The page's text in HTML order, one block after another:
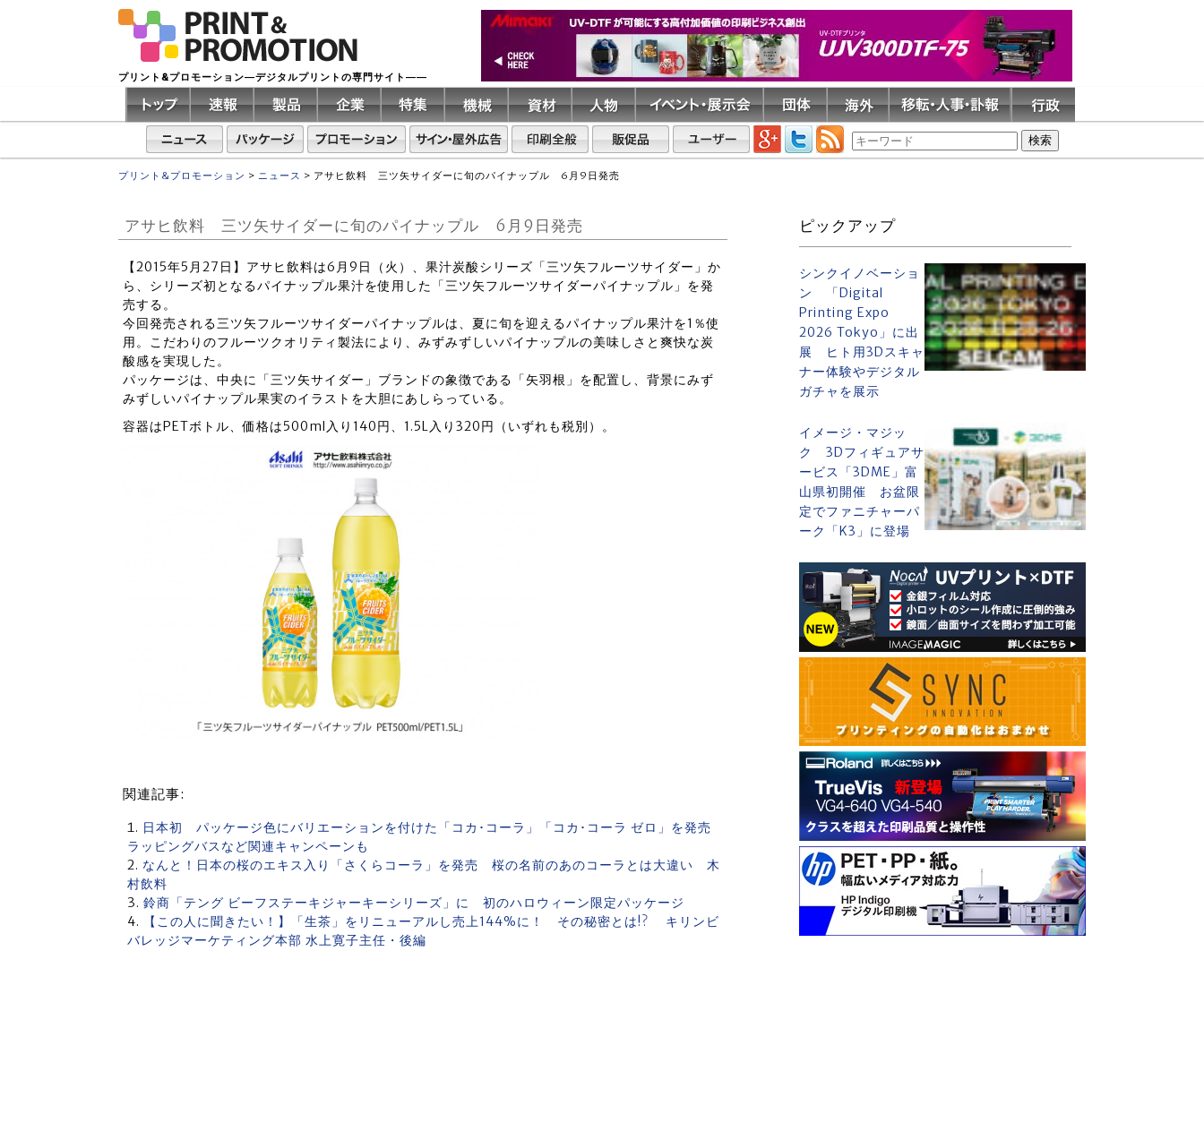
プリント&プロモーション―デジタルプリントの専門サイト――
プリント&プロモーション > ニュース > アサヒ飲料 三ツ矢サイダーに旬のパイナップル 6月9日発売
アサヒ飲料 三ツ矢サイダーに旬のパイナップル 6月9日発売
【2015年5月27日】アサヒ飲料は6月9日（火）、果汁炭酸シリーズ「三ツ矢フルーツサイダー」か
ら、シリーズ初となるパイナップル果汁を使用した「三ツ矢フルーツサイダーパイナップル」を発
売する。
今回発売される三ツ矢フルーツサイダーパイナップルは、夏に旬を迎えるパイナップル果汁を1％使
用。こだわりのフルーツクオリティ製法により、みずみずしいパイナップルの美味しさと爽快な炭
酸感を実現した。
パッケージは、中央に「三ツ矢サイダー」ブランドの象徴である「矢羽根」を配置し、背景にみず
みずしいパイナップル果実のイラストを大胆にあしらっている。
容器はPETボトル、価格は500ml入り140円、1.5L入り320円（いずれも税別）。
関連記事:
日本初 パッケージ色にバリエーションを付けた「コカ･コーラ」「コカ･コーラ ゼロ」を発売
ラッピングバスなど関連キャンペーンも
なんと！日本の桜のエキス入り「さくらコーラ」を発売 桜の名前のあのコーラとは大違い 木
村飲料
鈴商「テング ビーフステーキジャーキーシリーズ」に 初のハロウィーン限定パッケージ
【この人に聞きたい！】「生茶」をリニューアルし売上144%に！ その秘密とは!? キリンビ
バレッジマーケティング本部 水上寛子主任・後編
ピックアップ
シンクイノベーショ
ン 「Digital
Printing Expo
2026 Tokyo」に出
展 ヒト用3Dスキャ
ナー体験やデジタル
ガチャを展示
イメージ・マジッ
ク 3Dフィギュアサ
ービス「3DME」富
山県初開催 お盆限
定でファニチャーパ
ーク「K3」に登場